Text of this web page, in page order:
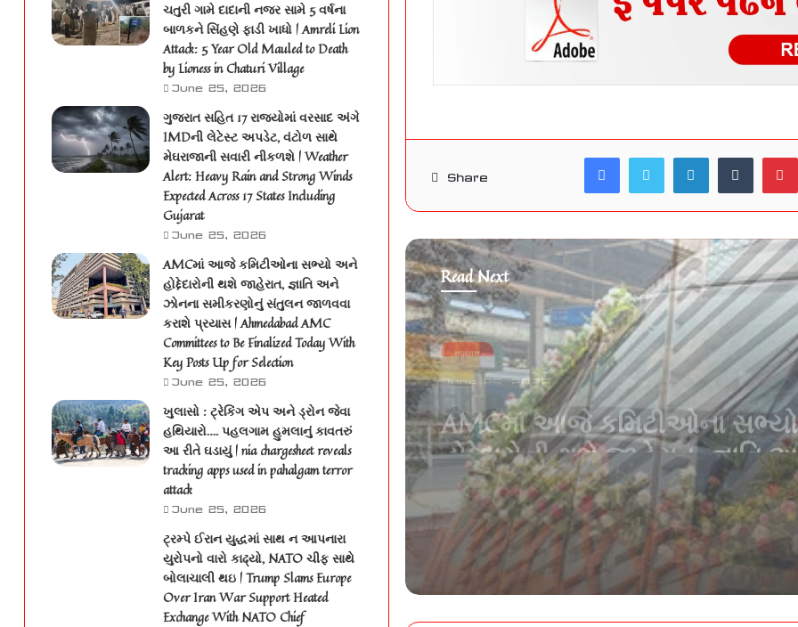
Share
Facebook Twitter LinkedIn Tumblr Pinterest
Read Next
June 25, 2026
હવે એક જ દિવસમાં અમદાવાદથી
દ્વારકા જઈને પરત આવી શકાશે:
ભારત એક્સપ્રેસના રૂટ, સમય
સ્ટેશનમાં મોટો ફેરફાર |
ahmedabad/sabarmati okha
bharat express schedule change
road new halt
ચતુરી ગામે દાદાની નજર સામે 5 વર્ષના
બાળકને સિંહણે ફાડી ખાધો | Amreli Lion
Attack: 5 Year Old Mauled to Death
by Lioness in Chaturi Village
June 25, 2026
ગુજરાત સહિત 17 રાજ્યોમાં વરસાદ અંગે
IMDની લેટેસ્ટ અપડેટ, વંટોળ સાથે
મેઘરાજાની સવારી નીકળશે | Weather
Alert: Heavy Rain and Strong Winds
Expected Across 17 States Including
Gujarat
June 25, 2026
AMCમાં આજે કમિટીઓના સભ્યો અને
હોદ્દેદારોની થશે જાહેરાત, જ્ઞાતિ અને
ઝોનના સમીકરણોનું સંતુલન જાળવવા
કરાશે પ્રયાસ | Ahmedabad AMC
Committees to Be Finalized Today With
Key Posts Up for Selection
June 25, 2026
ખુલાસો : ટ્રેકિંગ એપ અને ડ્રોન જેવા
હથિયારો…. પહલગામ હુમલાનું કાવતરું
આ રીતે ઘડાયું | nia chargesheet reveals
tracking apps used in pahalgam terror
attack
June 25, 2026
ટ્રમ્પે ઈરાન યુદ્ધમાં સાથ ન આપનારા
યુરોપનો વારો કાઢ્યો, NATO ચીફ સાથે
બોલાચાલી થઇ | Trump Slams Europe
Over Iran War Support Heated
Exchange With NATO Chief